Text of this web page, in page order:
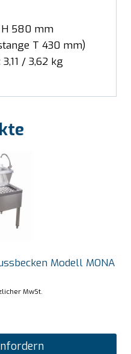
H 580 mm
T 430 mm)
/ 3,62 kg
Modell MONA
MwSt.